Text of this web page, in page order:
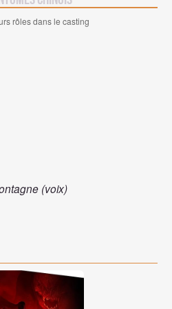
rôles dans le casting
(voix)